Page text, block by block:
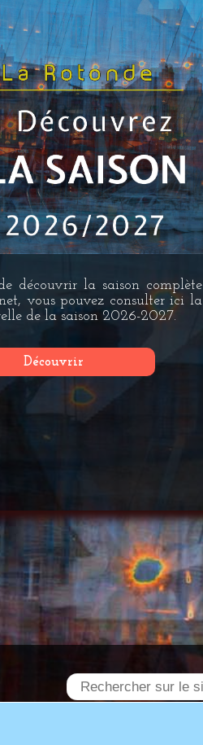
découvrir la saison complète
vous pouvez consulter ici la
de la saison 2026-2027.
Découvrir